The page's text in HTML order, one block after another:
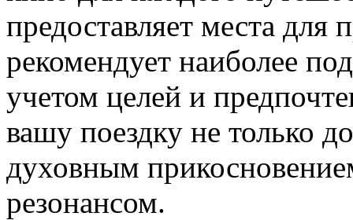
предоставляет места
рекомендует наиболее
учетом целей и
вашу поездку не только
духовным
резонансом.